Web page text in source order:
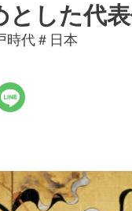
とした代
時代＃日本